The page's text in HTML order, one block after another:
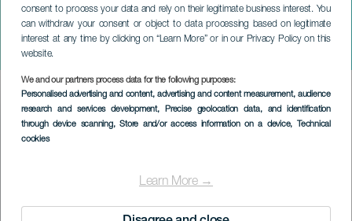
consent to process your data and rely on their legitimate business interest. You
can withdraw your consent or object to data processing based on legitimate
interest at any time by clicking on “Learn More” or in our Privacy Policy on this
website.
We and our partners process data for the following purposes:
Personalised advertising and content, advertising and content measurement, audience
research and services development, Precise geolocation data, and identification
through device scanning, Store and/or access information on a device, Technical
cookies
Learn More →
El Mesías de G. F. Händel
GRAN CANARIA
Imagen
Listado